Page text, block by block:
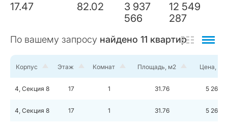
17.47 82.02
3 937
566
12 549
287
По вашему запросу найдено 11 квартир
Корпус Этаж Комнат Площадь, м2 Цена, руб
4, Секция 8 17 1 31.76 5 260
4, Секция 8 17 1 31.76 5 260